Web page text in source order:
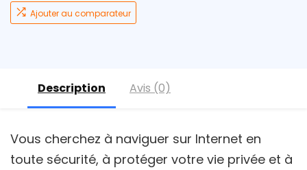
Ajouter au comparateur
Description Avis (0)
Vous cherchez à naviguer sur Internet en
toute sécurité, à protéger votre vie privée et à